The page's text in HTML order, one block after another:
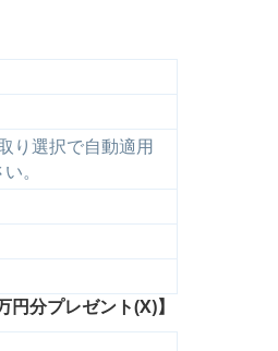
り選択で自動適用
。
分プレゼント(X)】